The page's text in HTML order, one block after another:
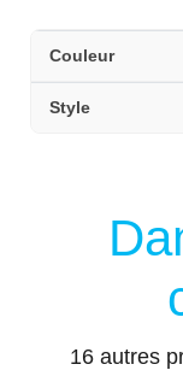
Couleur
Style
16 autres